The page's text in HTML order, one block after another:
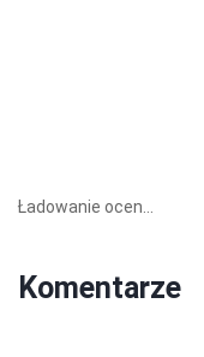
Ładowanie ocen...
Komentarze